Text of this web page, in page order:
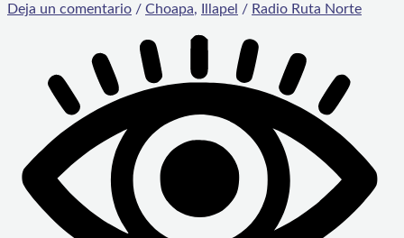
Deja un comentario / Choapa, Illapel / Radio Ruta Norte